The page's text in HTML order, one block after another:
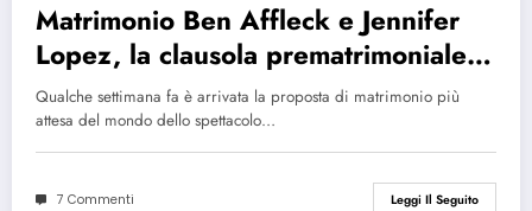
Matrimonio Ben Affleck e Jennifer
Lopez, la clausola prematrimoniale
fa parlare
Qualche settimana fa è arrivata la proposta di matrimonio più
attesa del mondo dello spettacolo…
7 Commenti Leggi Il Seguito